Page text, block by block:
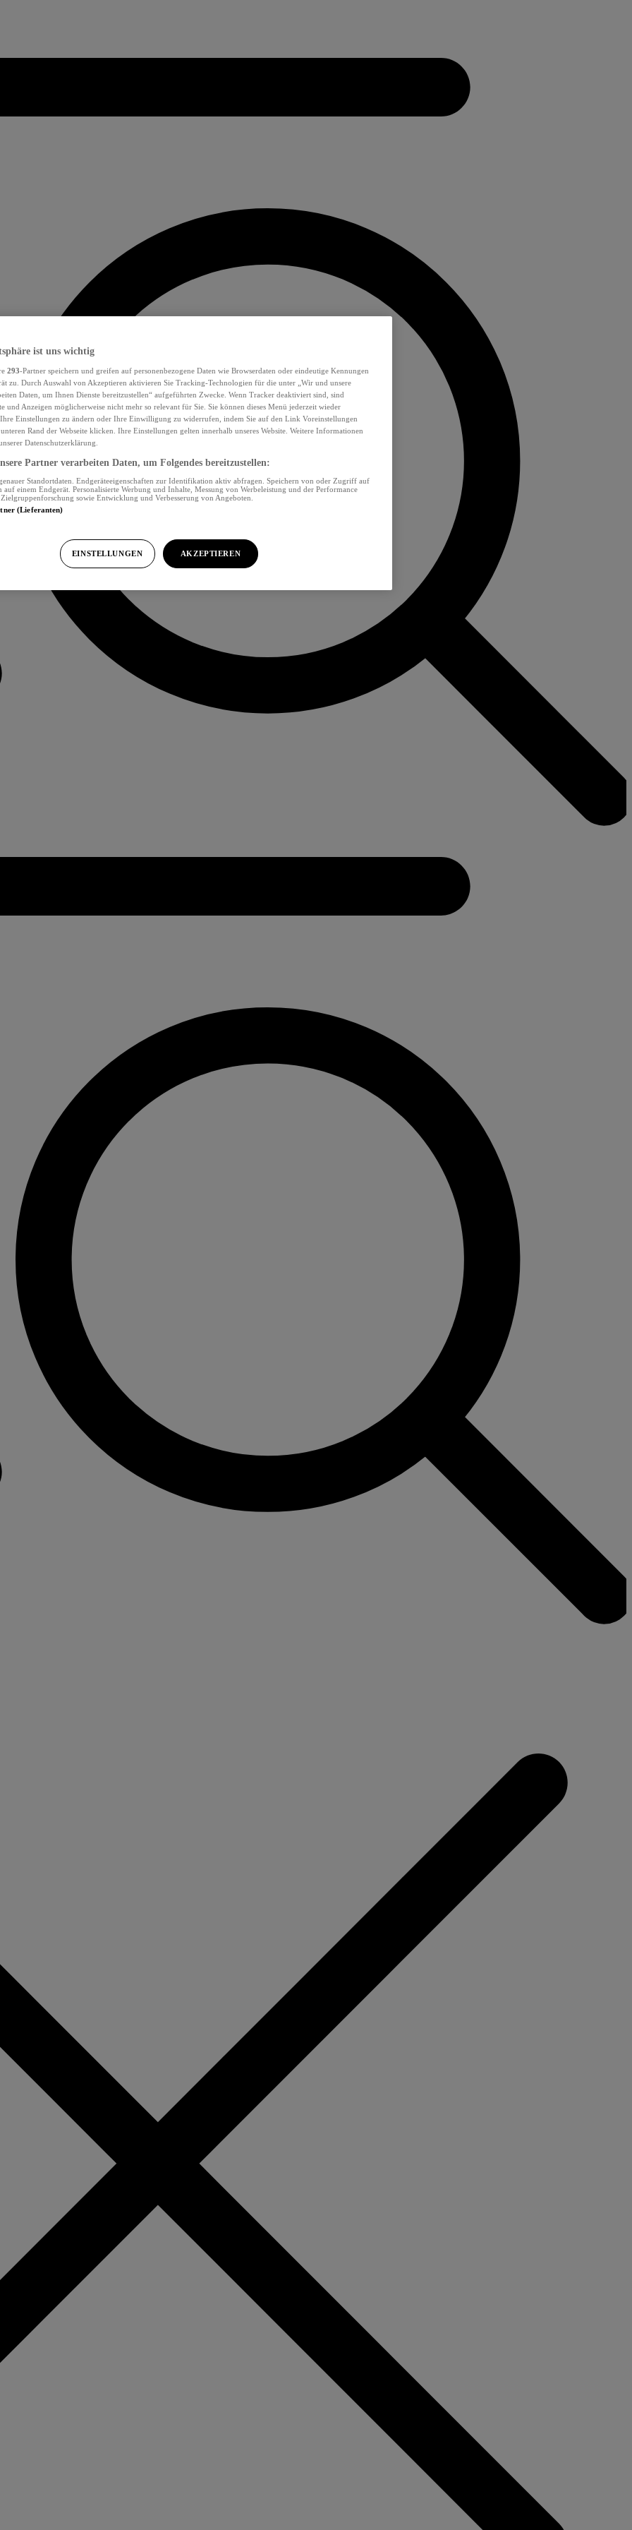
ist uns wichtig
293-Partner speichern und greifen auf personenbezogene Daten wie Browserdaten oder eindeutige Kennungen
zu. Durch Auswahl von Akzeptieren aktivieren Sie Tracking-Technologien für die unter „Wir und unsere
Daten, um Ihnen Dienste bereitzustellen“ aufgeführten Zwecke. Wenn Tracker deaktiviert sind, sind
und Anzeigen möglicherweise nicht mehr so relevant für Sie. Sie können dieses Menü jederzeit wieder
Einstellungen zu ändern oder Ihre Einwilligung zu widerrufen, indem Sie auf den Link Voreinstellungen
Rand der Webseite klicken. Ihre Einstellungen gelten innerhalb unseres Website. Weitere Informationen
Datenschutzerklärung.
Partner verarbeiten Daten, um Folgendes bereitzustellen:
Standortdaten. Endgeräteeigenschaften zur Identifikation aktiv abfragen. Speichern von oder Zugriff auf
einem Endgerät. Personalisierte Werbung und Inhalte, Messung von Werbeleistung und der Performance
sowie Entwicklung und Verbesserung von Angeboten.
(Lieferanten)
EINSTELLUNGEN AKZEPTIEREN